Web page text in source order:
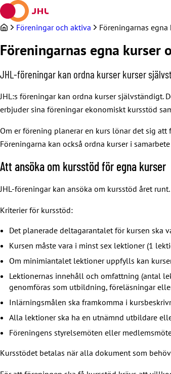
Hoppa
till
innehålletFöreningar och aktiva Föreningarnas egna
Föreningarnas egna kurser
JHL-föreningar kan ordna kurser kurser
JHL:s föreningar kan ordna kurser självständigt.
erbjuder sina föreningar ekonomiskt kursstöd
Om er förening planerar en kurs lönar det sig att
Föreningarna kan också ordna kurser i
Att ansöka om kursstöd för egna kurser
JHL-föreningar kan ansöka om kursstöd året
Kriterier för kursstöd:
Det planerade deltagarantalet för kursen ska
Kursen måste vara i minst sex lektioner (1
Om minimiantalet lektioner uppfylls kan
Lektionernas innehåll och omfattning (antal
genomföras som utbildning, föreläsningar
Inlärningsmålen ska framkomma i
Alla lektioner ska ha en utnämnd utbildare
Föreningens styrelsemöten eller
Kursstödet betalas när alla dokument som